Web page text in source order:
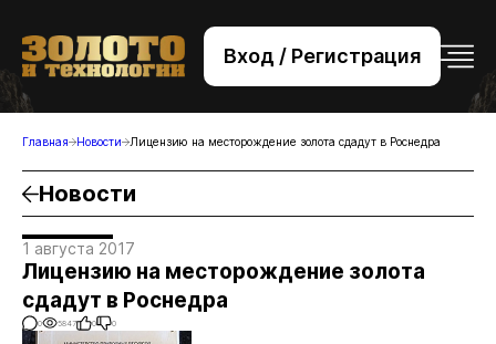
Вход / Регистрация
+7 (495) 221-76-32
bsv@zolteh.ru
Главная Новости Лицензию на месторождение золота сдадут в Роснедра
Новости
1 августа 2017
Лицензию на месторождение золота
сдадут в Роснедра
0 5847 0 0